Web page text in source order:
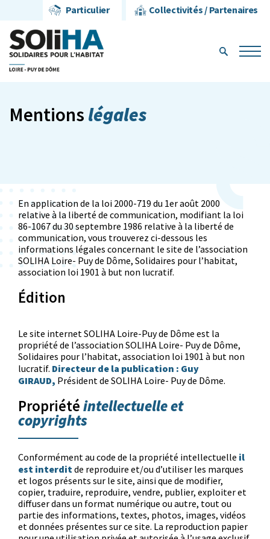
Particulier Collectivités / Partenaires
Mentions légales
En application de la loi 2000-719 du 1er août 2000
relative à la liberté de communication, modifiant la loi
86-1067 du 30 septembre 1986 relative à la liberté de
communication, vous trouverez ci-dessous les
informations légales concernant le site de l’association
SOLIHA Loire- Puy de Dôme, Solidaires pour l’habitat,
association loi 1901 à but non lucratif.
Édition
Le site internet SOLIHA Loire-Puy de Dôme est la
propriété de l’association SOLIHA Loire- Puy de Dôme,
Solidaires pour l’habitat, association loi 1901 à but non
lucratif. Directeur de la publication : Guy
GIRAUD, Président de SOLIHA Loire- Puy de Dôme.
Propriétéintellectuelle et
copyrights
Conformément au code de la propriété intellectuelle il
est interditde reproduire et/ou d’utiliser les marques
et logos présents sur le site, ainsi que de modifier,
copier, traduire, reproduire, vendre, publier, exploiter et
diffuser dans un format numérique ou autre, tout ou
partie des informations, textes, photos, images, vidéos
et données présentes sur ce site. La reproduction papier